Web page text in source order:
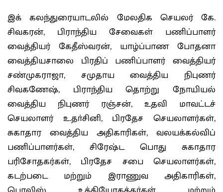
இக் கலந்துரையாடலில் மேலதிக செயலர் கே.
சிவகரன், பிராந்திய சேவைகள் பணிப்பாளர்
வைத்தியர் கேதீஸ்வரன், யாழ்ப்பாண போதனா
வைத்தியசாலை பிரதிப் பணிப்பாளர் வைத்தியர்
சண்முகராஜா, சமுதாய வைத்திய நிபுணர்
சிவகணேஷ், பிராந்திய தொற்று நோயியல்
வைத்திய நிபுணர் ரஞ்சன், உதவி மாவட்டச்
செயலாளர் உ.தா்சினி, பிரதேச செயலாளர்கள்,
சுகாதார வைத்திய அதிகாரிகள், வலயக்கல்விப்
பணிப்பாளர்கள், சிரேஷ்ட பொது சுகாதார
பரிசோதகர்கள், பிரதேச சபை செயலாளர்கள்,
கடற்படை மற்றும் இராணுவ அதிகாரிகள்,